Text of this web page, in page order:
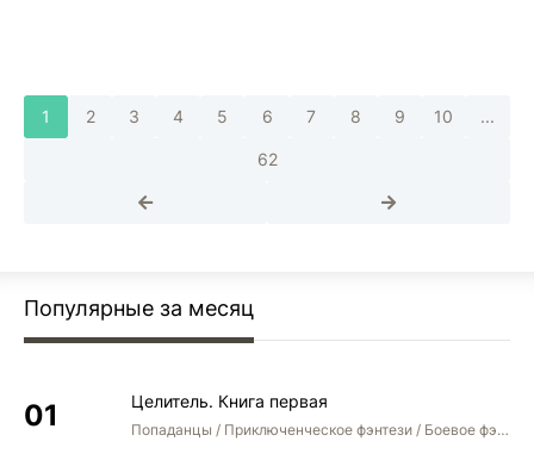
1 2 3 4 5 6 7 8 9 10 ...
62
Популярные за месяц
Целитель. Книга первая
Попаданцы / Приключенческое фэнтези / Боевое фэнтези